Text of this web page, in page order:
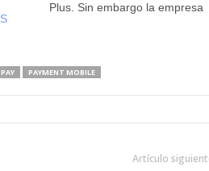
Plus. Sin embargo la empresa
dispositivo más anticipado en
PAYMENT MOBILE
Artículo